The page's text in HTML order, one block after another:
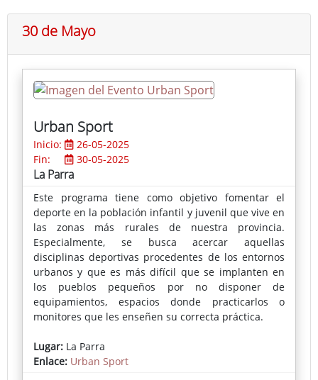
30 de Mayo
Urban Sport
Inicio:
26-05-2025
Fin:
30-05-2025
La Parra
Este programa tiene como objetivo fomentar el
deporte en la población infantil y juvenil que vive en
las zonas más rurales de nuestra provincia.
Especialmente, se busca acercar aquellas
disciplinas deportivas procedentes de los entornos
urbanos y que es más difícil que se implanten en
los pueblos pequeños por no disponer de
equipamientos, espacios donde practicarlos o
monitores que les enseñen su correcta práctica.
En cada localidad se instala una pista deportiva
portátil donde se puede practicar skate, voleibol,
Lugar: La Parra
Enlace: Urban Sport